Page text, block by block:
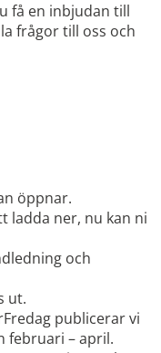
få en inbjudan till
frågor till oss och
öppnar.
ladda ner, nu kan ni
och
ut.
publicerar vi
februari – april.